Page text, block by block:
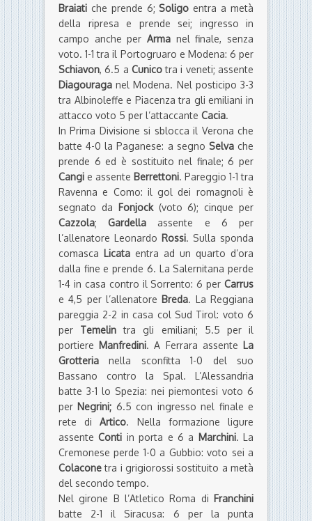
Braiati che prende 6;Soligo entra a metà
della ripresa e prende sei; ingresso in
campo anche per Arma nel finale, senza
voto. 1-1 tra il Portogruaro e Modena: 6 per
Schiavon, 6.5 a Cunicotra i veneti; assente
Diagouraga nel Modena. Nel posticipo 3-3
tra Albinoleffe e Piacenza tra gli emiliani in
attacco voto 5 per l’attaccante Cacia.
In Prima Divisione si sblocca il Verona che
batte 4-0 la Paganese: a segno Selvache
prende 6 ed è sostituito nel finale; 6 per
Cangi e assente Berrettoni. Pareggio 1-1 tra
Ravenna e Como: il gol dei romagnoli è
segnato da Fonjock(voto 6); cinque per
Cazzola;Gardella assente e 6 per
l’allenatore Leonardo Rossi. Sulla sponda
comasca Licata entra ad un quarto d’ora
dalla fine e prende 6. La Salernitana perde
1-4 in casa contro il Sorrento: 6 per Carrus
e 4,5 per l’allenatore Breda. La Reggiana
pareggia 2-2 in casa col Sud Tirol: voto 6
per Temelin tra gli emiliani; 5.5 per il
portiere Manfredini. A Ferrara assente La
Grotteria nella sconfitta 1-0 del suo
Bassano contro la Spal. L’Alessandria
batte 3-1 lo Spezia: nei piemontesi voto 6
per Negrini; 6.5 con ingresso nel finale e
rete diArtico. Nella formazione ligure
assenteConti in porta e 6 a Marchini. La
Cremonese perde 1-0 a Gubbio: voto sei a
Colaconetra i grigiorossi sostituito a metà
del secondo tempo.
Nel girone B l’Atletico Roma di Franchini
batte 2-1 il Siracusa: 6 per la punta